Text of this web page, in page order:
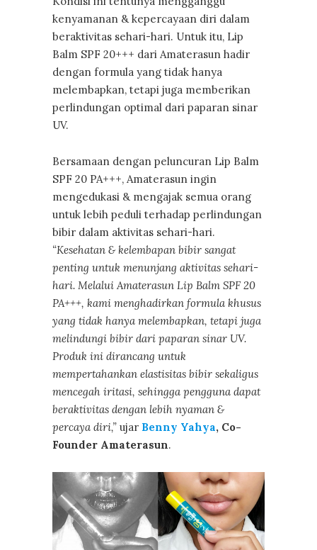
kenyamanan & kepercayaan diri dalam
beraktivitas sehari-hari. Untuk itu, Lip
Balm SPF 20+++ dari Amaterasun hadir
dengan formula yang tidak hanya
melembapkan, tetapi juga memberikan
perlindungan optimal dari paparan sinar
UV.
Bersamaan dengan peluncuran Lip Balm
SPF 20 PA+++, Amaterasun ingin
mengedukasi & mengajak semua orang
untuk lebih peduli terhadap perlindungan
bibir dalam aktivitas sehari-hari.
“Kesehatan & kelembapan bibir sangat
penting untuk menunjang aktivitas sehari-
hari. Melalui Amaterasun Lip Balm SPF 20
PA+++, kami menghadirkan formula khusus
yang tidak hanya melembapkan, tetapi juga
melindungi bibir dari paparan sinar UV.
Produk ini dirancang untuk
mempertahankan elastisitas bibir sekaligus
mencegah iritasi, sehingga pengguna dapat
beraktivitas dengan lebih nyaman &
percaya diri,” ujar Benny Yahya, Co-
Founder Amaterasun.